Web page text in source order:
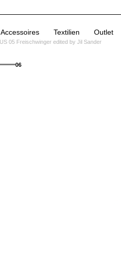
Accessoires Textilien Outlet
05 Freischwinger edited by Jil Sander
06